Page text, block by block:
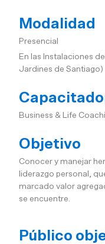
Modalidad
Presencial
En las Instalaciones
Jardines de Santiago)
Business & Life
Objetivo
Conocer y manejar
liderazgo personal,
marcado valor
se encuentre.
Público